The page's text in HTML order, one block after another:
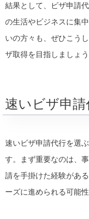
結果として、ビザ申請
の生活やビジネスに集
いの方々も、ぜひこう
ザ取得を目指しましょう
速いビザ申
速いビザ申請代行を選
す。まず重要なのは、
請を手掛けた経験があ
ーズに進められる可能性